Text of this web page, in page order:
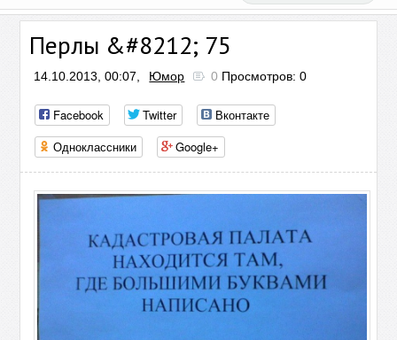
Перлы &#8212; 75
14.10.2013, 00:07, Юмор 0 Просмотров: 0
Facebook Twitter
Вконтакте
Одноклассники
Google+